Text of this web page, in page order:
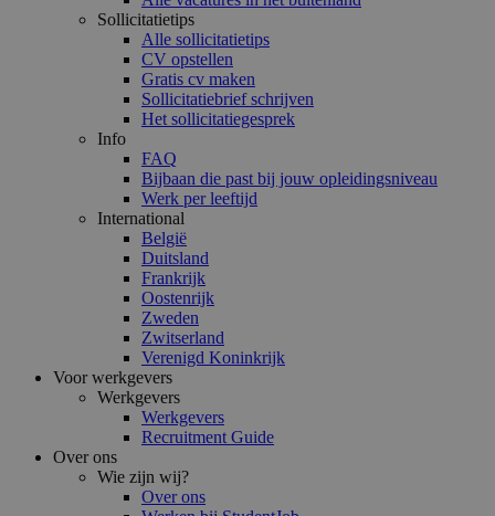
Sollicitatietips
Alle sollicitatietips
CV opstellen
Gratis cv maken
Sollicitatiebrief schrijven
Het sollicitatiegesprek
Info
FAQ
Bijbaan die past bij jouw opleidingsniveau
Werk per leeftijd
International
België
Duitsland
Frankrijk
Oostenrijk
Zweden
Zwitserland
Verenigd Koninkrijk
Voor werkgevers
Werkgevers
Werkgevers
Recruitment Guide
Over ons
Wie zijn wij?
Over ons